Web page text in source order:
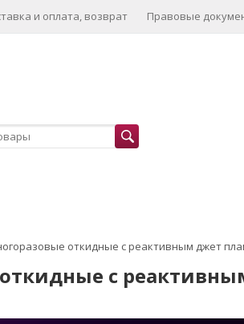
и оплата, возврат Правовые
откидные с реактивным джет
с